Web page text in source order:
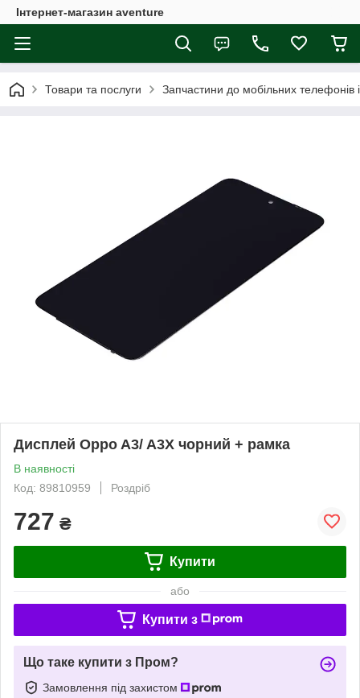
Інтернет-магазин aventure
Товари та послуги Запчастини до мобільних телефонів
Дисплей Oppo A3/ A3X чорний + рамка
В наявності
Код: 89810959
Роздріб
727 ₴
Купити
або
Купити з
Що таке купити з Пром?
Замовлення під захистом